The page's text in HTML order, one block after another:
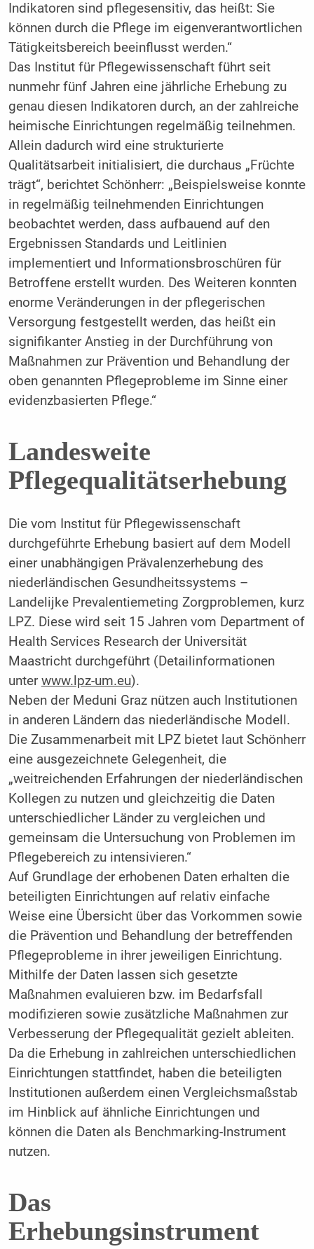
Indikatoren sind pflegesensitiv, das heißt: Sie
können durch die Pflege im eigenverantwortlichen
Tätigkeitsbereich beeinflusst werden.“
Das Institut für Pflegewissenschaft führt seit
nunmehr fünf Jahren eine jährliche Erhebung zu
genau diesen Indikatoren durch, an der zahlreiche
heimische Einrichtungen regelmäßig teilnehmen.
Allein dadurch wird eine strukturierte
Qualitätsarbeit initialisiert, die durchaus „Früchte
trägt“, berichtet Schönherr: „Beispielsweise konnte
in regelmäßig teilnehmenden Einrichtungen
beobachtet werden, dass aufbauend auf den
Ergebnissen Standards und Leitlinien
implementiert und Informationsbroschüren für
Betroffene erstellt wurden. Des Weiteren konnten
enorme Veränderungen in der pflegerischen
Versorgung festgestellt werden, das heißt ein
signifikanter Anstieg in der Durchführung von
Maßnahmen zur Prävention und Behandlung der
oben genannten Pflegeprobleme im Sinne einer
evidenzbasierten Pflege.“
Landesweite
Pflegequalitätserhebung
Die vom Institut für Pflegewissenschaft
durchgeführte Erhebung basiert auf dem Modell
einer unabhängigen Prävalenzerhebung des
niederländischen Gesundheitssystems –
Landelijke Prevalentiemeting Zorgproblemen, kurz
LPZ. Diese wird seit 15 Jahren vom Department of
Health Services Research der Universität
Maastricht durchgeführt (Detailinformationen
unterwww.lpz-um.eu).
Neben der Meduni Graz nützen auch Institutionen
in anderen Ländern das niederländische Modell.
Die Zusammenarbeit mit LPZ bietet laut Schönherr
eine ausgezeichnete Gelegenheit, die
„weitreichenden Erfahrungen der niederländischen
Kollegen zu nutzen und gleichzeitig die Daten
unterschiedlicher Länder zu vergleichen und
gemeinsam die Untersuchung von Problemen im
Pflegebereich zu intensivieren.“
Auf Grundlage der erhobenen Daten erhalten die
beteiligten Einrichtungen auf relativ einfache
Weise eine Übersicht über das Vorkommen sowie
die Prävention und Behandlung der betreffenden
Pflegeprobleme in ihrer jeweiligen Einrichtung.
Mithilfe der Daten lassen sich gesetzte
Maßnahmen evaluieren bzw. im Bedarfsfall
modifizieren sowie zusätzliche Maßnahmen zur
Verbesserung der Pflegequalität gezielt ableiten.
Da die Erhebung in zahlreichen unterschiedlichen
Einrichtungen stattfindet, haben die beteiligten
Institutionen außerdem einen Vergleichsmaßstab
im Hinblick auf ähnliche Einrichtungen und
können die Daten als Benchmarking-Instrument
nutzen.
Das
Erhebungsinstrument